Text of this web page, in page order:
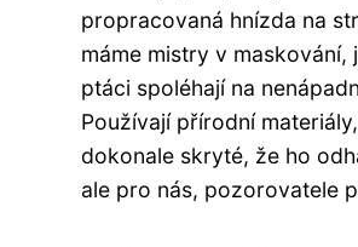
propracovaná hnízda na
máme mistry v
ptáci spoléhají na
Používají přírodní
dokonale skryté, že ho
ale pro nás, pozorovatele